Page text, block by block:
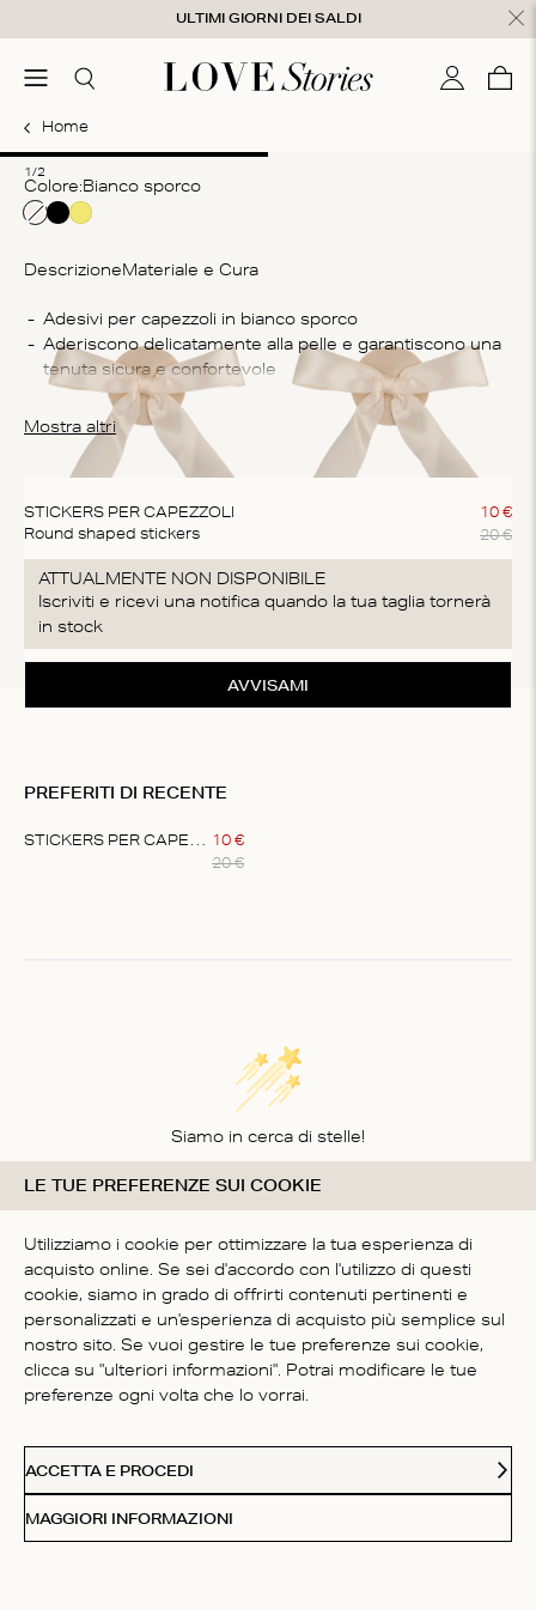
ULTIMI GIORNI DEI SALDI
menuCerca Il mio 0
Home
1/2
Colore: bianco sporco
DescrizioneMateriale e Cura
Adesivi per capezzoli in bianco sporco
Aderiscono delicatamente alla pelle e garantiscono una
tenuta sicura e confortevole
Si consiglia l'uso singolo
Gli adesivi per capezzoli sono disponibili in una sola
misura
Mostra altri
STICKERS PER CAPEZZOLI
Round shaped stickers
10 €
20 €
ATTUALMENTE NON DISPONIBILE
Iscriviti e ricevi una notifica quando la tua taglia tornerà
in stock
AVVISAMI
PREFERITI DI RECENTE
STICKERS PER CAPEZZOLI 10 €
20 €
Siamo in cerca di stelle!
Comunicaci cosa ne pensi
SII IL PRIMO A SCRIVERE
UNA RECENSIONE
SERVIZIO CLIENTI
LE TUE PREFERENZE SUI COOKIE
Utilizziamo i cookie per ottimizzare la tua esperienza di
acquisto online. Se sei d'accordo con l'utilizzo di questi
cookie, siamo in grado di offrirti contenuti pertinenti e
personalizzati e un'esperienza di acquisto più semplice sul
nostro sito. Se vuoi gestire le tue preferenze sui cookie,
clicca su "ulteriori informazioni". Potrai modificare le tue
preferenze ogni volta che lo vorrai.
ACCETTA E PROCEDI
MAGGIORI INFORMAZIONI